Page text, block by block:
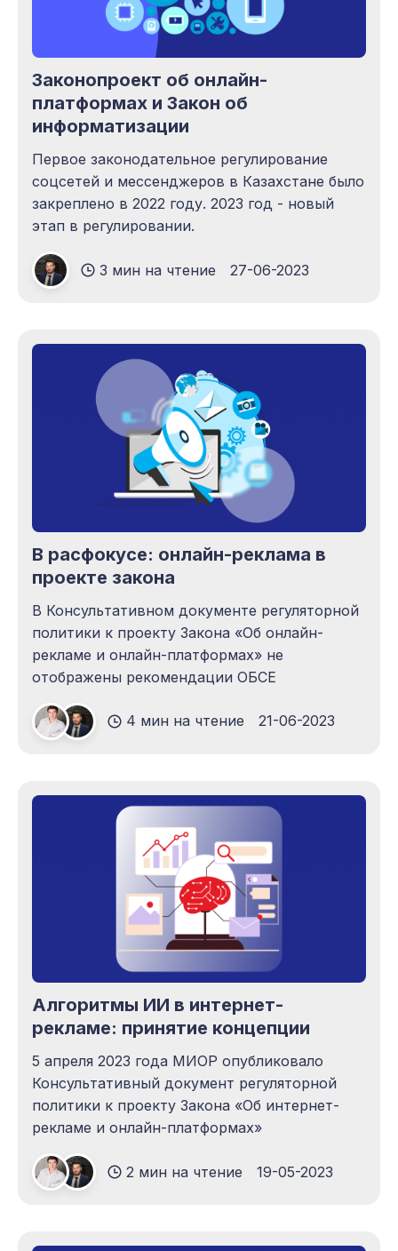
Законопроект об онлайн-
платформах и Закон об
информатизации
Первое законодательное регулирование
соцсетей и мессенджеров в Казахстане было
закреплено в 2022 году. 2023 год - новый
этап в регулировании.
3 мин на чтение 27-06-2023
В расфокусе: онлайн-реклама в
проекте закона
В Консультативном документе регуляторной
политики к проекту Закона «Об онлайн-
рекламе и онлайн-платформах» не
отображены рекомендации ОБСЕ
4 мин на чтение 21-06-2023
Алгоритмы ИИ в интернет-
рекламе: принятие концепции
5 апреля 2023 года МИОР опубликовало
Консультативный документ регуляторной
политики к проекту Закона «Об интернет-
рекламе и онлайн-платформах»
2 мин на чтение 19-05-2023